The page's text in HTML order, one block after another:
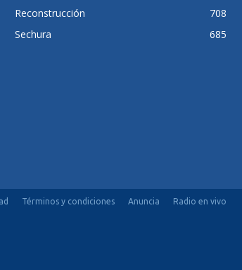
Reconstrucción
708
Sechura
685
Términos y condiciones Anuncia Radio en vivo